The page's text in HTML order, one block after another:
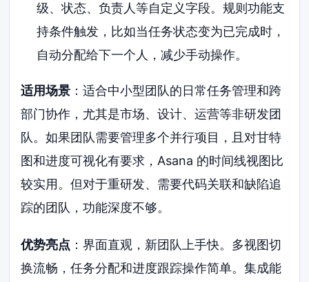
级、状态、负责人等自定义字段。规则功能支
持条件触发，比如当任务状态变为已完成时，
自动分配给下一个人，减少手动操作。
适用场景 ：适合中小型团队的日常任务管理和跨
部门协作，尤其是市场、设计、运营等非研发团
队。如果团队需要管理多个并行项目，且对甘特
图和进度可视化有要求，Asana 的时间线视图比
较实用。但对于重研发、需要代码关联和缺陷追
踪的团队，功能深度不够。
优势亮点 ：界面直观，新团队上手快。多视图切
换流畅，任务分配和进度跟踪操作简单。集成能